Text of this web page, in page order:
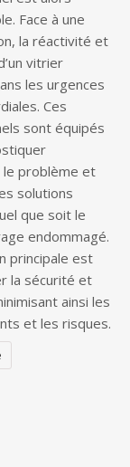
Face à une
la réactivité et
vitrier
les urgences
Ces
sont équipés
problème et
solutions
que soit le
endommagé.
principale est
la sécurité et
ainsi les
et les risques.